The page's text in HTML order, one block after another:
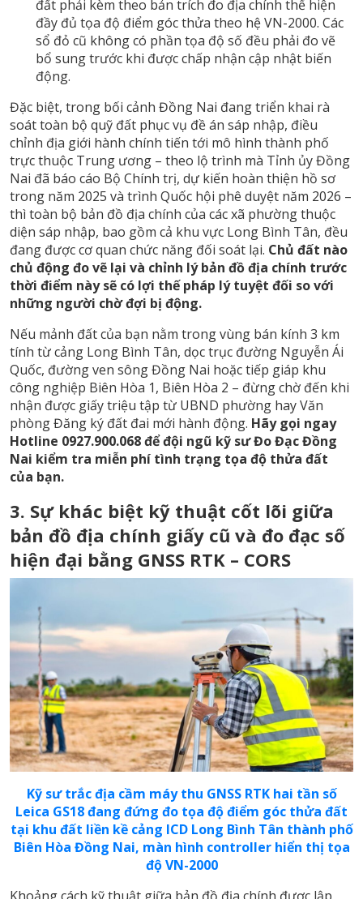
đất phải kèm theo bản trích đo địa chính thể hiện
đầy đủ tọa độ điểm góc thửa theo hệ VN-2000. Các
sổ đỏ cũ không có phần tọa độ số đều phải đo vẽ
bổ sung trước khi được chấp nhận cập nhật biến
động.
Đặc biệt, trong bối cảnh Đồng Nai đang triển khai rà
soát toàn bộ quỹ đất phục vụ đề án sáp nhập, điều
chỉnh địa giới hành chính tiến tới mô hình thành phố
trực thuộc Trung ương – theo lộ trình mà Tỉnh ủy Đồng
Nai đã báo cáo Bộ Chính trị, dự kiến hoàn thiện hồ sơ
trong năm 2025 và trình Quốc hội phê duyệt năm 2026 –
thì toàn bộ bản đồ địa chính của các xã phường thuộc
diện sáp nhập, bao gồm cả khu vực Long Bình Tân, đều
đang được cơ quan chức năng đối soát lại. Chủ đất nào
chủ động đo vẽ lại và chỉnh lý bản đồ địa chính trước
thời điểm này sẽ có lợi thế pháp lý tuyệt đối so với
những người chờ đợi bị động.
Nếu mảnh đất của bạn nằm trong vùng bán kính 3 km
tính từ cảng Long Bình Tân, dọc trục đường Nguyễn Ái
Quốc, đường ven sông Đồng Nai hoặc tiếp giáp khu
công nghiệp Biên Hòa 1, Biên Hòa 2 – đừng chờ đến khi
nhận được giấy triệu tập từ UBND phường hay Văn
phòng Đăng ký đất đai mới hành động. Hãy gọi ngay
Hotline 0927.900.068 để đội ngũ kỹ sư Đo Đạc Đồng
Nai kiểm tra miễn phí tình trạng tọa độ thửa đất
của bạn.
3. Sự khác biệt kỹ thuật cốt lõi giữa
bản đồ địa chính giấy cũ và đo đạc số
hiện đại bằng GNSS RTK – CORS
Kỹ sư trắc địa cầm máy thu GNSS RTK hai tần số
Leica GS18 đang đứng đo tọa độ điểm góc thửa đất
tại khu đất liền kề cảng ICD Long Bình Tân thành phố
Biên Hòa Đồng Nai, màn hình controller hiển thị tọa
độ VN-2000